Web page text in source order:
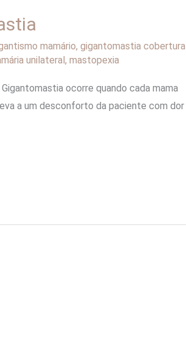
mamário, gigantomastia cobertura
unilateral , mastopexia
ocorre quando cada mama
a um desconforto da paciente com dor